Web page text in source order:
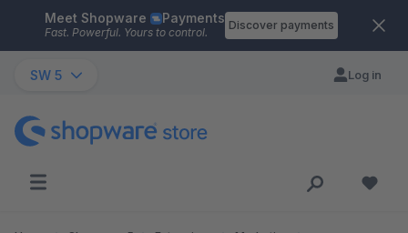
Skip to main content
Meet Shopware Payments
Fast. Powerful. Yours to control.
Discover payments
SW 5 Log in